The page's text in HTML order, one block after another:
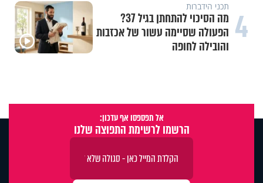
4 תכני הידברות
מה הסיכוי להתחתן בגיל 37?
הפעולה שסיימה עשור של אכזבות
והובילה לחופה
אל תפספסו אף עדכון:
הרשמו לרשימת התפוצה שלנו